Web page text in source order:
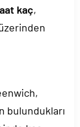
kaç,
bulundukları